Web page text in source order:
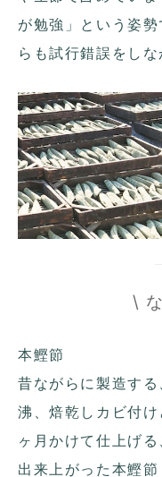
が勉強」という姿
らも試行錯誤をし
\
本鰹節
昔ながらに製造す
沸、焙乾しカビ付
ヶ月かけて仕上げ
出来上がった本鰹